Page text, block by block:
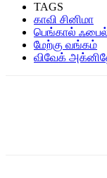
TAGS
காவி சினிமா
பெங்கால்
மேற்கு வங்கம்
விவேக்